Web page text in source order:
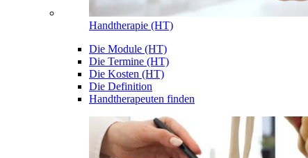
Handtherapie (HT)
Die Module (HT)
Die Termine (HT)
Die Kosten (HT)
Die Definition
Handtherapeuten finden